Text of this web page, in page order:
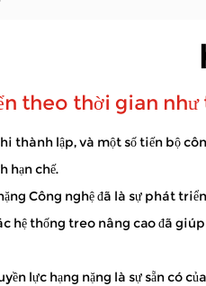
nào?
tay ga được sử dụng...
về khả năng di chuyển, cho
theo thời gian
thành lập, và một số tiến bộ
hạn chế.
Công nghệ đã là sự phát
hệ thống treo nâng cao đã
lực hạng nặng là sự sẵn có